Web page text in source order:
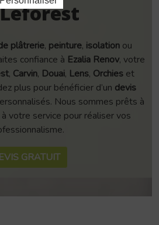
plâtrerie, peinture, isolation ou
confiance à Ezalia Renov, votre
, Carvin, Douai, Lens, Orchies et
plus pour bénéficier d’un devis
Nous sommes prêts à
votre service pour réaliser vos
GRATUIT